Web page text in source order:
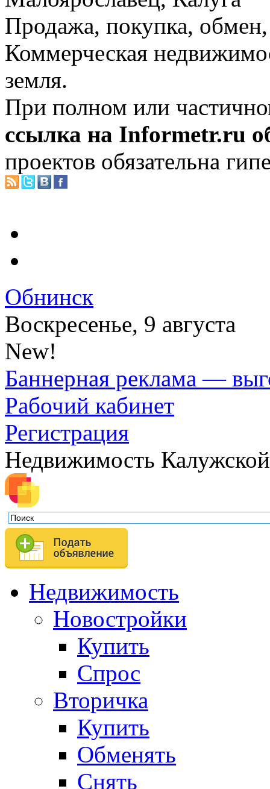
Продажа, покупка, обмен,
Коммерческая
земля.
При полном или
ссылка на Informetr.ru
проектов обязательна
Обнинск
Воскресенье, 9 августа
New!
Баннерная реклама —
Рабочий кабинет
Регистрация
Недвижимость
Недвижимость
Новостройки
Купить
Спрос
Вторичка
Купить
Обменять
Снять